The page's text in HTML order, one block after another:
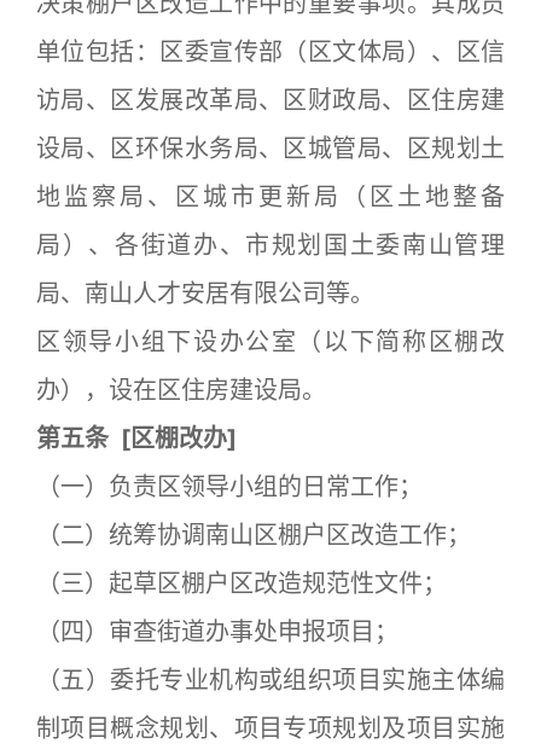
单位包括：区委宣传部（区文体局）、区信
访局、区发展改革局、区财政局、区住房建
设局、区环保水务局、区城管局、区规划土
地监察局、区城市更新局（区土地整备
局）、各街道办、市规划国土委南山管理
局、南山人才安居有限公司等。
区领导小组下设办公室（以下简称区棚改
办），设在区住房建设局。
第五条 [区棚改办]
（一）负责区领导小组的日常工作；
（二）统筹协调南山区棚户区改造工作；
（三）起草区棚户区改造规范性文件；
（四）审查街道办事处申报项目；
（五）委托专业机构或组织项目实施主体编
制项目概念规划、项目专项规划及项目实施